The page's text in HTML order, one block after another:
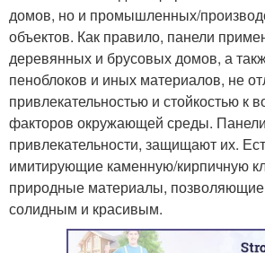
домов, но и промышленных/
объектов. Как правило, панели
деревянных и брусовых домов, а
пеноблоков и иных материалов, не
привлекательностью и стойкостью к
факторов окружающей среды.
привлекательности, защищают их.
имитирующие каменную/кирпичную
природные материалы, позволяющие
солидным и красивым.